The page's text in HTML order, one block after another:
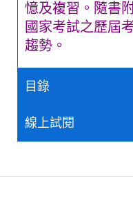
憶及複習。隨書
國家考試之歷屆
趨勢。
目錄
線上試閱